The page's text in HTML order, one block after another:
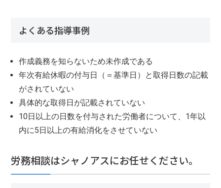
よくある指導事例
作成義務を知らないため未作成である
年次有給休暇の付与日（＝基準日）と取得日数の記載
がされていない
具体的な取得日が記載されていない
10日以上の日数を付与された労働者について、1年以
内に5日以上の有給消化をさせていない
労務相談はシャノアスにお任せください。